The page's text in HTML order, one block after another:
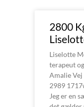
2800
Liselotte
terapeut
Amalie Vej
2989
Jeg er en